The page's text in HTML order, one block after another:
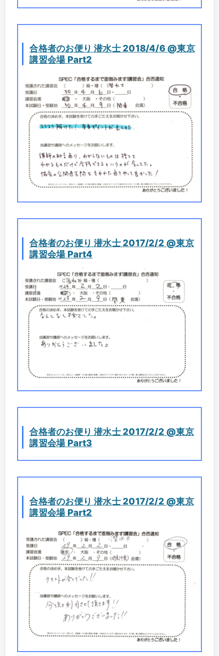
合格者のお便り 潜水士 2018/4/6 @東京
講習会場 Part2
合格者のお便り 潜水士 2017/2/2 @東京
講習会場 Part4
合格者のお便り 潜水士 2017/2/2 @東京
講習会場 Part3
合格者のお便り 潜水士 2017/2/2 @東京
講習会場 Part2